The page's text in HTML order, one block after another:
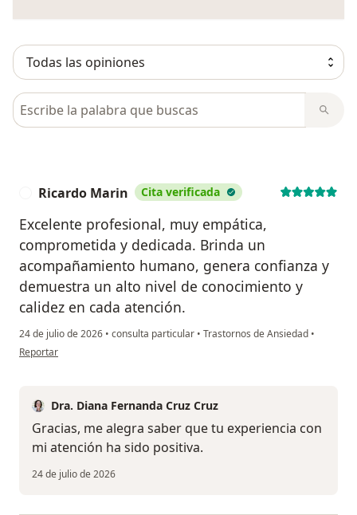
Busca en opiniones
Ricardo Marin Cita verificada
Excelente profesional, muy empática,
comprometida y dedicada. Brinda un
acompañamiento humano, genera confianza y
demuestra un alto nivel de conocimiento y
calidez en cada atención.
24 de julio de 2026 • consulta particular • Trastornos de Ansiedad •
en opinión del usuario Ricardo Marin
Reportar
Dra. Diana Fernanda Cruz Cruz
Gracias, me alegra saber que tu experiencia con
mi atención ha sido positiva.
24 de julio de 2026